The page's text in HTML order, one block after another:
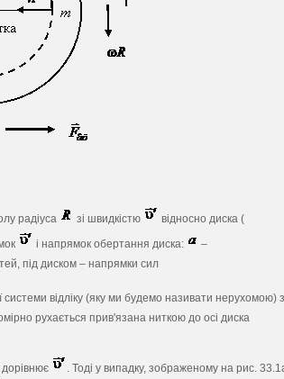
радіуса зі швидкістю
відносно диска (
і напрямок обертання диска:
–
під диском – напрямки сил
відліку (яку ми будемо називати нерухомою) з
рухається прив'язана ниткою до осі диска
дорівнює
. Тоді у випадку, зображеному на рис.